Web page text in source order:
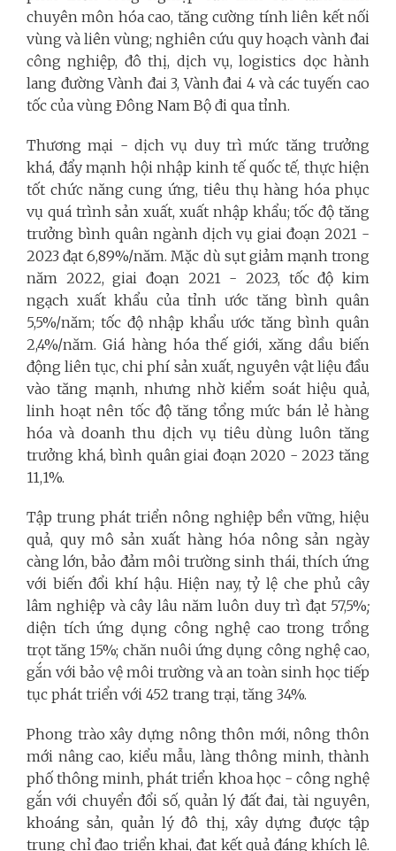
chuyên môn hóa cao, tăng cường tính liên kết nối
vùng và liên vùng; nghiên cứu quy hoạch vành đai
công nghiệp, đô thị, dịch vụ, logistics dọc hành
lang đường Vành đai 3, Vành đai 4 và các tuyến cao
tốc của vùng Đông Nam Bộ đi qua tỉnh.
Thương mại - dịch vụ duy trì mức tăng trưởng
khá, đẩy mạnh hội nhập kinh tế quốc tế, thực hiện
tốt chức năng cung ứng, tiêu thụ hàng hóa phục
vụ quá trình sản xuất, xuất nhập khẩu; tốc độ tăng
trưởng bình quân ngành dịch vụ giai đoạn 2021 -
2023 đạt 6,89%/năm. Mặc dù sụt giảm mạnh trong
năm 2022, giai đoạn 2021 - 2023, tốc độ kim
ngạch xuất khẩu của tỉnh ước tăng bình quân
5,5%/năm; tốc độ nhập khẩu ước tăng bình quân
2,4%/năm. Giá hàng hóa thế giới, xăng dầu biến
động liên tục, chi phí sản xuất, nguyên vật liệu đầu
vào tăng mạnh, nhưng nhờ kiểm soát hiệu quả,
linh hoạt nên tốc độ tăng tổng mức bán lẻ hàng
hóa và doanh thu dịch vụ tiêu dùng luôn tăng
trưởng khá, bình quân giai đoạn 2020 - 2023 tăng
11,1%.
Tập trung phát triển nông nghiệp bền vững, hiệu
quả, quy mô sản xuất hàng hóa nông sản ngày
càng lớn, bảo đảm môi trường sinh thái, thích ứng
với biến đổi khí hậu. Hiện nay, tỷ lệ che phủ cây
lâm nghiệp và cây lâu năm luôn duy trì đạt 57,5%;
diện tích ứng dụng công nghệ cao trong trồng
trọt tăng 15%; chăn nuôi ứng dụng công nghệ cao,
gắn với bảo vệ môi trường và an toàn sinh học tiếp
tục phát triển với 452 trang trại, tăng 34%.
Phong trào xây dựng nông thôn mới, nông thôn
mới nâng cao, kiểu mẫu, làng thông minh, thành
phố thông minh, phát triển khoa học - công nghệ
gắn với chuyển đổi số, quản lý đất đai, tài nguyên,
khoáng sản, quản lý đô thị, xây dựng được tập
trung chỉ đạo triển khai, đạt kết quả đáng khích lệ.